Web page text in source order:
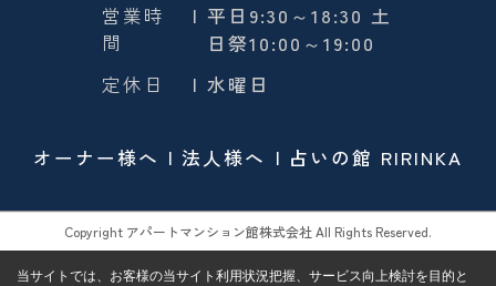
営業時
間
| 平日9:30～18:30 土
日祭10:00～19:00
定休日
| 水曜日
オーナー様へ 法人様へ 占いの館 RIRINKA
Copyright アパートマンション館株式会社 All Rights Reserved.
当サイトでは、お客様の当サイト利用状況把握、サービス向上検討を目的と